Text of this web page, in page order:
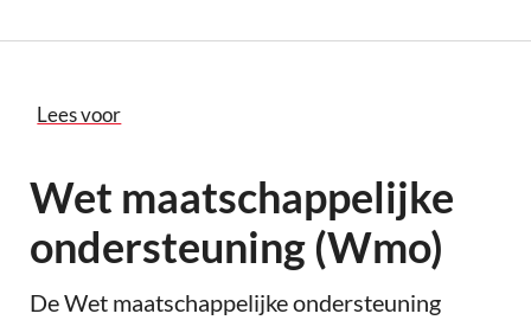
Lees voor
Wet maatschappelijke
ondersteuning (Wmo)
De Wet maatschappelijke ondersteuning